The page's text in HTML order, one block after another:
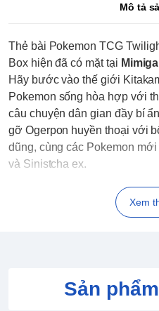
Mô tả
Thẻ bài Pokemon TCG
Box hiện đã có mặt tại
Hãy bước vào thế giới
Pokemon sống hòa hợp với
câu chuyện dân gian đầy bí
gỡ Ogerpon huyền thoại với
dũng, cùng các Pokemon
và Sinistcha ex.
Xem
Sản